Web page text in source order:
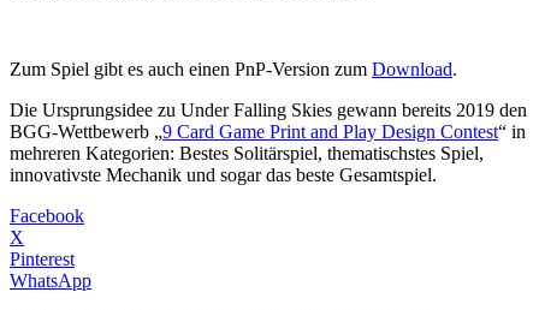
Zum Spiel gibt es auch einen PnP-Version zum Download.
Die Ursprungsidee zu Under Falling Skies gewann bereits 2019 den
BGG-Wettbewerb „9 Card Game Print and Play Design Contest“ in
mehreren Kategorien: Bestes Solitärspiel, thematischstes Spiel,
innovativste Mechanik und sogar das beste Gesamtspiel.
Facebook
X
Pinterest
WhatsApp